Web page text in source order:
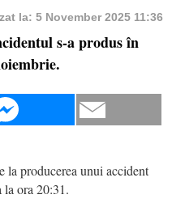
la: 5 November 2025 11:36
s-a produs în
la producerea unui accident
ora 20:31.